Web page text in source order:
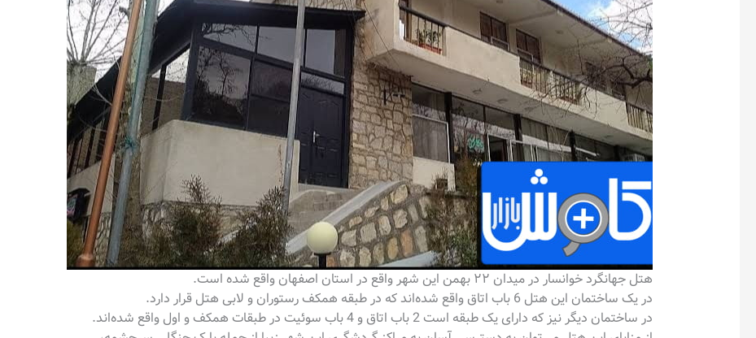
هتل جهانگرد خوانسار در میدان ۲۲ بهمن این شهر واقع در استان اصفهان واقع شده است.
در یک ساختمان این هتل 6 باب اتاق واقع شده‌اند که در طبقه همکف رستوران و لابی هتل قرار دارد.
در ساختمان دیگر نیز که دارای یک طبقه است 2 باب اتاق و 4 باب سوئیت در طبقات همکف و اول واقع شده‌اند.